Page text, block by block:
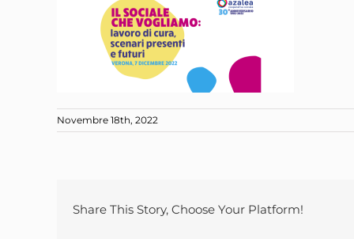
Novembre 18th, 2022
Share This Story, Choose Your Platform!